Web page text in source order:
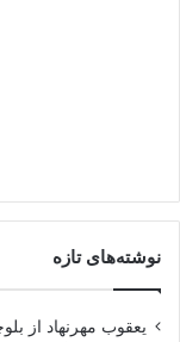
نوشته‌های تازه
یعقوب مهرنهاد از